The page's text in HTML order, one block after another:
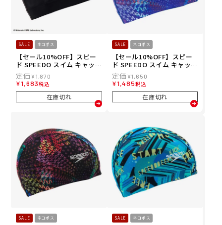
SALE ネコポス
【セール10%OFF】スピー
ド SPEEDO スイム キャップ
カービィ メッシュキャップ
SE12601-K メンズ レディー
ス ユニセックス
¥1,870
¥1,683税込
在庫切れ
SALE ネコポス
【セール10%OFF】スピー
ド SPEEDO スイム キャップ
モノグラムジャパン3 メッシ
ュキャップ MJ3 MESH CAP
SE12608-RB メンズ レディ
ース ユニセックス
¥1,650
¥1,485税込
在庫切れ
SALE ネコポス SALE ネコポス